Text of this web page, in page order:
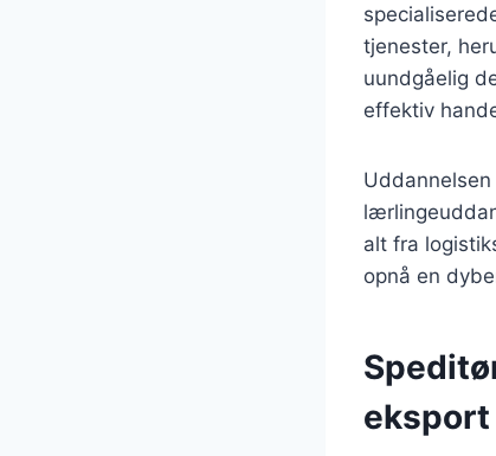
tjenester,
uundgåelig
effektiv
alt fra
opnå en
eksport